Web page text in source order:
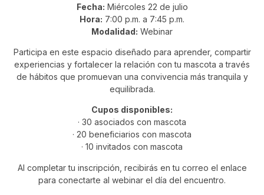
Fecha: Miércoles 22 de julio
Hora: 7:00 p.m. a 7:45 p.m.
Modalidad: Webinar
Participa en este espacio diseñado para aprender, compartir
experiencias y fortalecer la relación con tu mascota a través
de hábitos que promuevan una convivencia más tranquila y
equilibrada.
Cupos disponibles:
· 30 asociados con mascota
· 20 beneficiarios con mascota
· 10 invitados con mascota
Al completar tu inscripción, recibirás en tu correo el enlace
para conectarte al webinar el día del encuentro.